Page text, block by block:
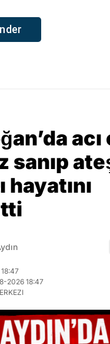
sanıp
hayatını
2026 18:47